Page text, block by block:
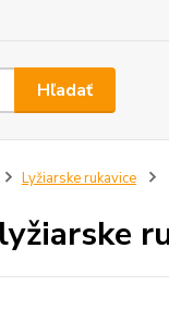
Hľadať
Lyžiarske rukavice